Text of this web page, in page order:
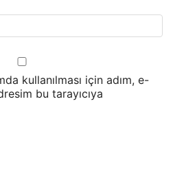
kullanılması için adım, e-
bu tarayıcıya